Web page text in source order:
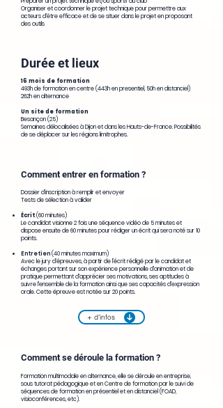
Organiser et coordonner le projet technique pour permettre aux
acteurs d'être efficace et de se situer dans le projet en proposant
des outils
Durée et lieux
16 mois de formation
493h de formation en centre (443h en presentiel, 50h en distanciel)
262h en alternance
Un site de formation
Besançon (25)
Semaines délocalisées à Dijon et dans les Hauts-de-France. Possibilités
de se déplacer sur les régions limitrophes.
Comment entrer en formation ?
Dossier d’inscription à remplir et envoyer
Tests de sélection à valider
Écrit(60 minutes)
Le candidat visionne 2 fois une séquence vidéo de 5 minutes et
dispose ensuite de 60 minutes pour rédiger un écrit qui sera noté sur 10
points.
Entretien(40 minutes maximum)
Avec le jury d’épreuves, à partir de l’écrit rédigé par le candidat et
échanges portant sur son expérience personnelle d'animation et de
pratique permettant d'apprécier ses motivations, ses aptitudes à
suivre l'ensemble de la formation ainsi que ses capacités d'expression
orale. Cette épreuve est notée sur 20 points.
+ d'infos
Comment se déroule la formation ?
Formation multimodale en alternance, elle se déroule en entreprise,
sous tutorat pédagogique et en Centre de formation par le suivi de
séquences de formation en présentiel et en distanciel (FOAD,
visioconférences, etc).